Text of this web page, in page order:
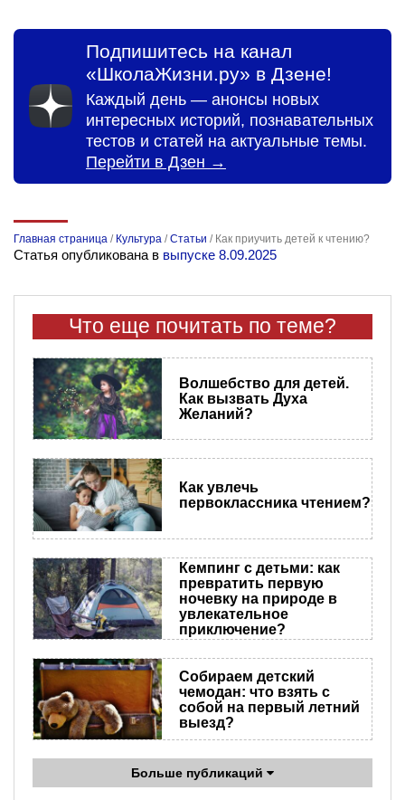
Подпишитесь на канал
«ШколаЖизни.ру» в Дзене!
Каждый день — анонсы новых
интересных историй, познавательных
тестов и статей на актуальные темы.
Перейти в Дзен →
Главная страница / Культура /Статьи / Как приучить детей к чтению?
Статья опубликована в выпуске 8.09.2025
Что еще почитать по теме?
Волшебство для детей.
Как вызвать Духа
Желаний?
Как увлечь
первоклассника чтением?
Кемпинг с детьми: как
превратить первую
ночевку на природе в
увлекательное
приключение?
Собираем детский
чемодан: что взять с
собой на первый летний
выезд?
Больше публикаций